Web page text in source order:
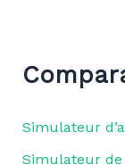
Simulateur
Simulateur